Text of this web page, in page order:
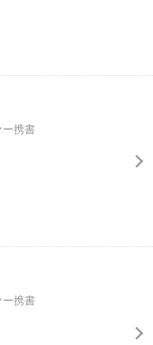
ー携書
ー携書